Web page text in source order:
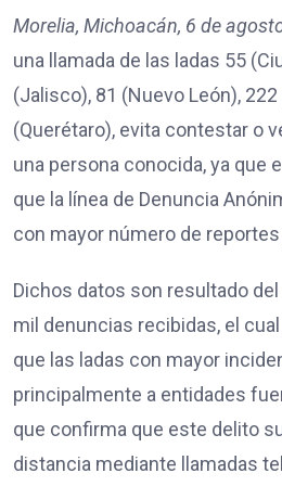
Morelia, Michoacán, 6 de
una llamada de las ladas 55
(Jalisco), 81 (Nuevo León),
(Querétaro), evita contestar o
una persona conocida, ya que
que la línea de Denuncia
con mayor número de
Dichos datos son resultado
mil denuncias recibidas, el
que las ladas con mayor
principalmente a entidades
que confirma que este delito
distancia mediante llamadas